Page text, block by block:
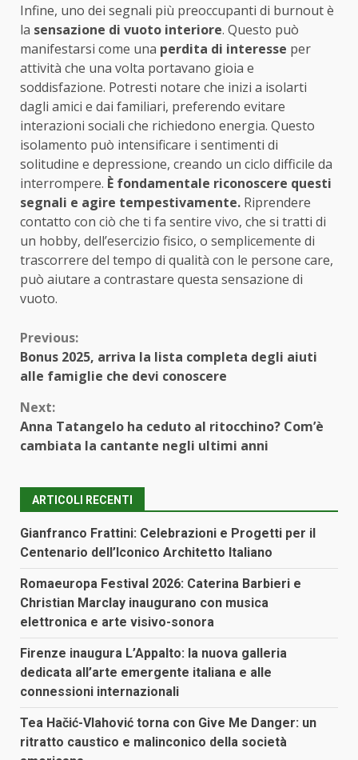
Infine, uno dei segnali più preoccupanti di burnout è
la sensazione di vuoto interiore. Questo può
manifestarsi come una perdita di interesse per
attività che una volta portavano gioia e
soddisfazione. Potresti notare che inizi a isolarti
dagli amici e dai familiari, preferendo evitare
interazioni sociali che richiedono energia. Questo
isolamento può intensificare i sentimenti di
solitudine e depressione, creando un ciclo difficile da
interrompere. È fondamentale riconoscere questi
segnali e agire tempestivamente. Riprendere
contatto con ciò che ti fa sentire vivo, che si tratti di
un hobby, dell’esercizio fisico, o semplicemente di
trascorrere del tempo di qualità con le persone care,
può aiutare a contrastare questa sensazione di
vuoto.
Continue
Reading
Previous:
Bonus 2025, arriva la lista completa degli aiuti
alle famiglie che devi conoscere
Next:
Anna Tatangelo ha ceduto al ritocchino? Com’è
cambiata la cantante negli ultimi anni
ARTICOLI RECENTI
Gianfranco Frattini: Celebrazioni e Progetti per il
Centenario dell’Iconico Architetto Italiano
Romaeuropa Festival 2026: Caterina Barbieri e
Christian Marclay inaugurano con musica
elettronica e arte visivo-sonora
Firenze inaugura L’Appalto: la nuova galleria
dedicata all’arte emergente italiana e alle
connessioni internazionali
Tea Hačić-Vlahović torna con Give Me Danger: un
ritratto caustico e malinconico della società